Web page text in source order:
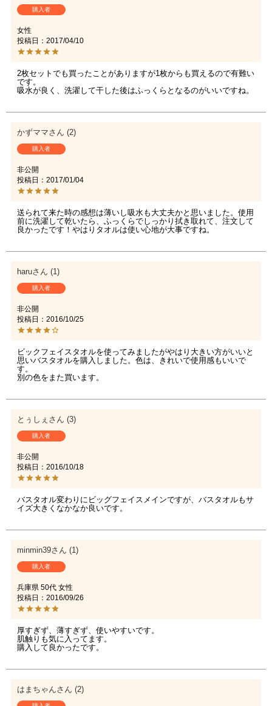
購入者
女性
投稿日
2017/04/10
2枚セットでも買ったことがありますが1枚からも買えるので有難い
です。
吸水が良く、洗濯して干した後はふっくらとなるのがいいですね。
かずママ 2
購入者
非公開
投稿日
2017/01/04
送られて来た時の感想は薄いし吸水も大丈夫かと思いました。使用
前に洗濯して乾いたら、ふっくらでしっかり拭き取れて、注文して
良かったです！やはりタオルは使い心地が大事ですね。
haru 1
購入者
非公開
投稿日
2016/10/25
ビックフェイスタオルを使ってみましたがやはり大きい方がいいと
思いバスタオルを購入しました。色は、きれいで使用感もいいで
す。
別の色をまた買います。
とぅしぇ 3
購入者
非公開
投稿日
2016/10/18
バスタオル変わりにビッグフェイスメインですが、バスタオルもサ
イズ大きくなかなか良いです。
minmin39 1
購入者
兵庫県 50代 女性
投稿日
2016/09/26
厚すぎず、薄すぎず、使いやすいです。
肌触りも気に入ってます。
購入して良かったです。
はまちゃん 2